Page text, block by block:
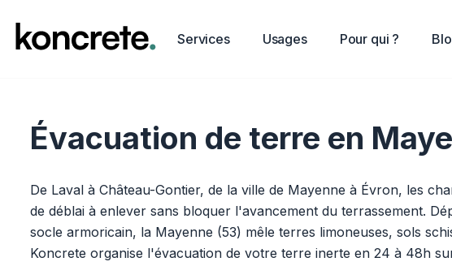
Services Usages Pour qui ?
Évacuation de terre en
De Laval à Château-Gontier, de la ville de Mayenne à Évron, les
de déblai à enlever sans bloquer l'avancement du terrassement.
socle armoricain, la Mayenne (53) mêle terres limoneuses, sols
Koncrete organise l'évacuation de votre terre inerte en 24 à 48h